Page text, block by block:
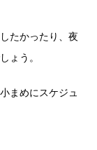
たかったり、夜
ょう。
まめにスケジュ